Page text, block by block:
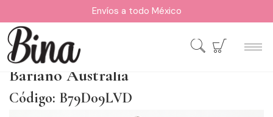
Envíos a todo México
Bariano Australia
Código: B79D09LVD